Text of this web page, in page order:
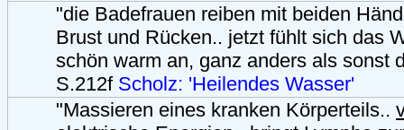
"die Badefrauen reiben mit beiden
Brust und Rücken.. jetzt fühlt sich das
schön warm an, ganz anders als sonst
S.212f Scholz: 'Heilendes Wasser'
"Massieren eines kranken Körperteils..